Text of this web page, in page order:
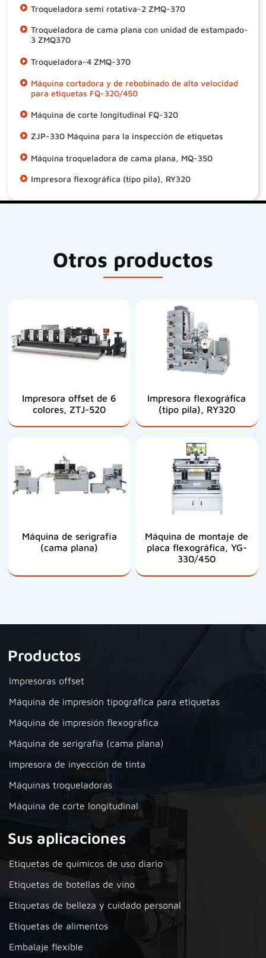
Troqueladora semi rotativa-2 ZMQ-370
Troqueladora de cama plana con unidad de estampado-
3 ZMQ370
Troqueladora-4 ZMQ-370
Máquina cortadora y de rebobinado de alta velocidad
para etiquetas FQ-320/450
Máquina de corte longitudinal FQ-320
ZJP-330 Máquina para la inspección de etiquetas
Máquina troqueladora de cama plana, MQ-350
Impresora flexográfica (tipo pila), RY320
Otros productos
Impresora offset de 6
colores, ZTJ-520
Impresora flexográfica
(tipo pila), RY320
Máquina de serigrafía
(cama plana)
Máquina de montaje de
placa flexográfica, YG-
330/450
Productos
Impresoras offset
Máquina de impresión tipográfica para etiquetas
Máquina de impresión flexográfica
Máquina de serigrafía (cama plana)
Impresora de inyección de tinta
Máquinas troqueladoras
Máquina de corte longitudinal
Sus aplicaciones
Etiquetas de químicos de uso diario
Etiquetas de botellas de vino
Etiquetas de belleza y cuidado personal
Etiquetas de alimentos
Embalaje flexible